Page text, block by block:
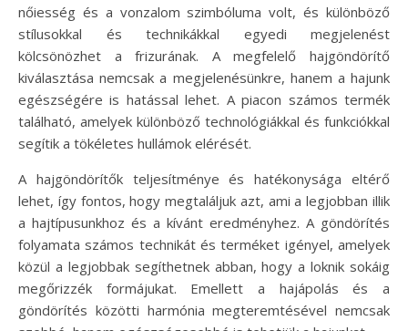
nőiesség és a vonzalom szimbóluma volt, és különböző
stílusokkal és technikákkal egyedi megjelenést
kölcsönözhet a frizurának. A megfelelő hajgöndörítő
kiválasztása nemcsak a megjelenésünkre, hanem a hajunk
egészségére is hatással lehet. A piacon számos termék
található, amelyek különböző technológiákkal és funkciókkal
segítik a tökéletes hullámok elérését.
A hajgöndörítők teljesítménye és hatékonysága eltérő
lehet, így fontos, hogy megtaláljuk azt, ami a legjobban illik
a hajtípusunkhoz és a kívánt eredményhez. A göndörítés
folyamata számos technikát és terméket igényel, amelyek
közül a legjobbak segíthetnek abban, hogy a loknik sokáig
megőrizzék formájukat. Emellett a hajápolás és a
göndörítés közötti harmónia megteremtésével nemcsak